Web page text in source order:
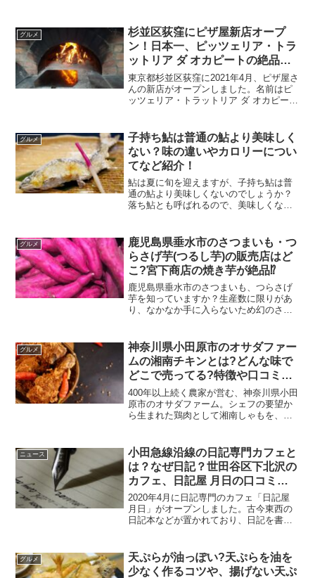
グルメ
杉並区荻窪にピザ屋新店オープ
ン！日本一、ピッツェリア・トラ
ットリア ダ オカピートの絶品ピ
ザとは？世界3位？ピザ職人・岡
田智至シェフについても紹介
東京都杉並区荻窪に2021年4月、ピザ屋さ
んの新店がオープンしました。名前はピ
ッツェリア・トラットリア ダ オカピー
オーナーシェフの岡田智至氏は、ピッツ
ァの日本選手権...
グルメ
子持ち鮎は普通の鮎より美味しく
ない？味の違いやカロリーについ
てなど紹介！
鮎は夏に旬を迎えますが、子持ち鮎は普
通の鮎より美味しくないのでしょうか？
落ち鮎とも呼ばれるので、美味しくない
がのった旬の鮎を楽しむなら夏の鮎、た
っぷりの卵を味わいたいな...
グルメ
鹿児島県垂水市のさつまいも・つ
らさげ芋(つるし芋)の販売店はど
こ?宮下商店の焼き芋が絶品⁉︎
鹿児島県垂水市のさつまいも、つらさげ
芋を知っていますか？生産数に限りがあ
り、なかなか手に入らないため幻のさつ
度はなんと40度以上にもなるのだとか。
この記事では、宮下商店...
グルメ
神奈川県小田原市のオサダファー
ムの湘南チキンとは?どんな味で
どこで売ってる?特徴や口コミ、
値段や販売場所、味わえるレスト
ランなど調査！
400年以上続く農家が営む、神奈川県小田
原市のオサダファーム。シェフの要望か
ら生まれた鶏肉として湘南しゃもを、生
ンとは？どんな味なのでしょうか？味わ
ってみたいですが、ど...
ニュース
小田急線沿線の日記専門カフェと
は？なぜ日記？世田谷区下北沢の
カフェ、日記屋 月日の口コミや
人気メニューは？
2020年4月に日記専門のカフェ「日記屋
月日」がオープンしました。古今東西の
日記本などが置かれており、日記を書い
記なのか…日記の空気感が時代と合って
きているからなんで...
グルメ
天ぷらが油っぽい?天ぷらを油を
少なく作るコツや、揚げない天ぷ